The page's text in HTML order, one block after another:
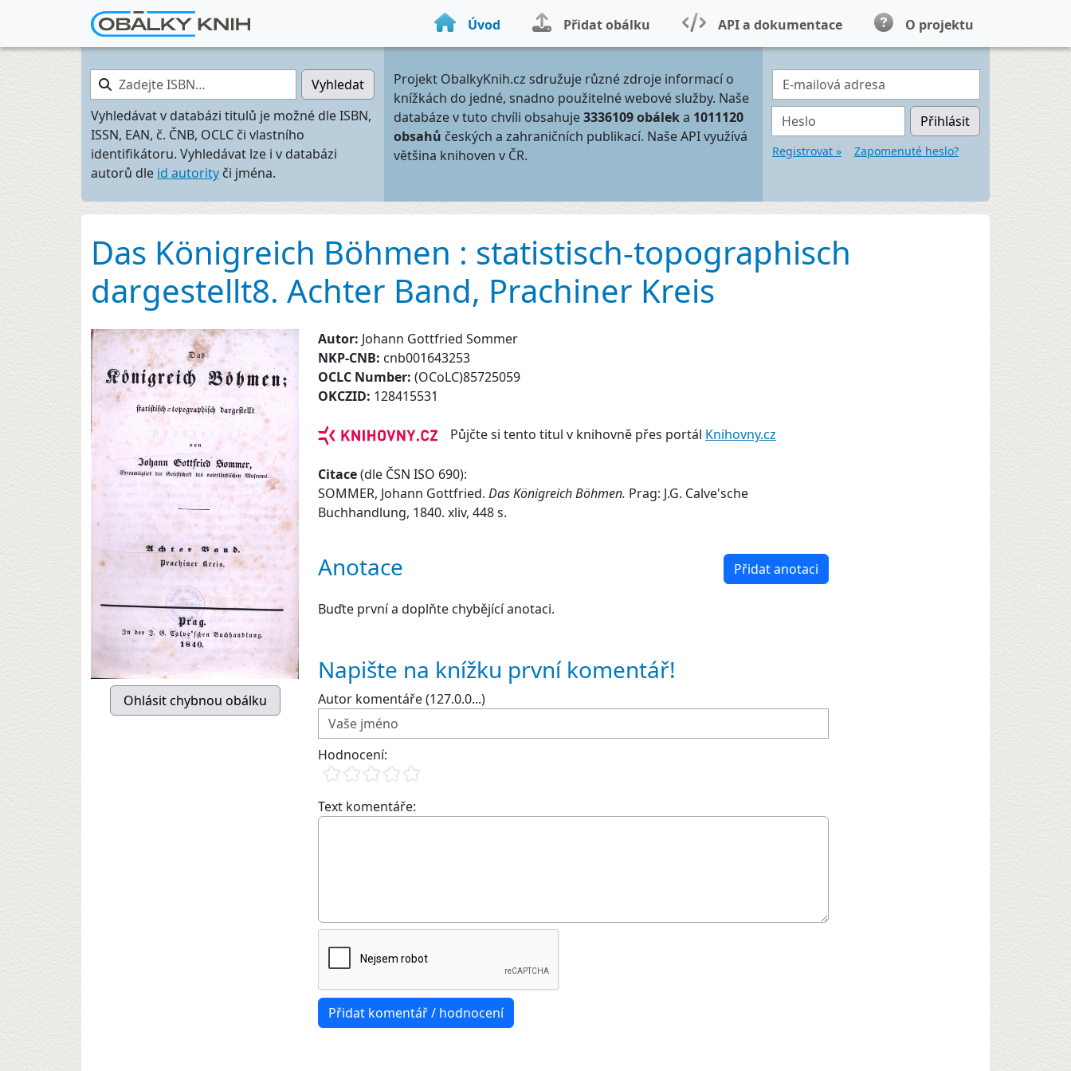
Úvod Přidat obálku API a dokumentace O projektu
Zadejte ISBN…
Vyhledat
Vyhledávat v databázi titulů je možné dle ISBN,
ISSN, EAN, č. ČNB, OCLC či vlastního
identifikátoru. Vyhledávat lze i v databázi
autorů dle id autority či jména.
Projekt ObalkyKnih.cz sdružuje různé zdroje informací o
knížkách do jedné, snadno použitelné webové služby. Naše
databáze v tuto chvíli obsahuje3336109 obáleka 1011120
obsahů českých a zahraničních publikací. Naše API využívá
většina knihoven v ČR.
E-mailová adresa
Heslo Přihlásit
Registrovat » Zapomenuté heslo?
Das Königreich Böhmen : statistisch-topographisch
dargestellt8. Achter Band, Prachiner Kreis
Autor: Johann Gottfried Sommer
NKP-CNB: cnb001643253
OCLC Number: (OCoLC)85725059
OKCZID: 128415531
Půjčte si tento titul v knihovně přes portál Knihovny.cz
Citace(dle ČSN ISO 690):
SOMMER, Johann Gottfried. Das Königreich Böhmen. Prag: J.G. Calve'sche
Buchhandlung, 1840. xliv, 448 s.
Anotace Přidat anotaci
Buďte první a doplňte chybějící anotaci.
Napište na knížku první komentář!
Autor komentáře (127.0.0...)
Hodnocení:
Text komentáře: